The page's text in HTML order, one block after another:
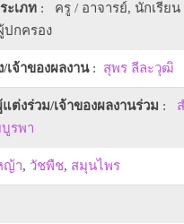
ะเภท : ครู / อาจารย์, นักเรียน
ปกครอง
เจ้าของผลงาน: สุพร ลีละวุฒิ
ต่งร่วม/เจ้าของผลงานร่วม :
รพา
ญ้า, วัชพืช, สมุนไพร